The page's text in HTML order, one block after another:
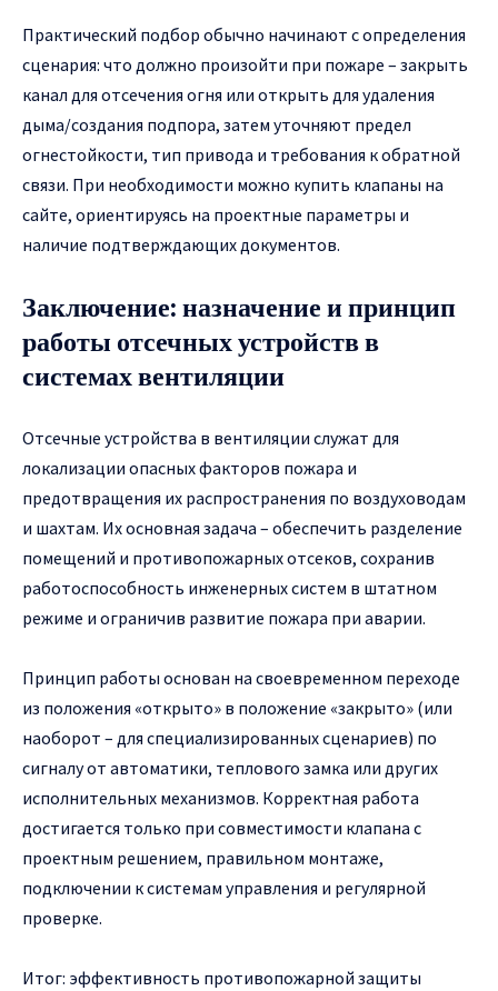
Практический подбор обычно начинают с определения
сценария: что должно произойти при пожаре – закрыть
канал для отсечения огня или открыть для удаления
дыма/создания подпора, затем уточняют предел
огнестойкости, тип привода и требования к обратной
связи. При необходимости можно купить клапаны на
сайте, ориентируясь на проектные параметры и
наличие подтверждающих документов.
Заключение: назначение и принцип
работы отсечных устройств в
системах вентиляции
Отсечные устройства в вентиляции служат для
локализации опасных факторов пожара и
предотвращения их распространения по воздуховодам
и шахтам. Их основная задача – обеспечить разделение
помещений и противопожарных отсеков, сохранив
работоспособность инженерных систем в штатном
режиме и ограничив развитие пожара при аварии.
Принцип работы основан на своевременном переходе
из положения «открыто» в положение «закрыто» (или
наоборот – для специализированных сценариев) по
сигналу от автоматики, теплового замка или других
исполнительных механизмов. Корректная работа
достигается только при совместимости клапана с
проектным решением, правильном монтаже,
подключении к системам управления и регулярной
проверке.
Итог: эффективность противопожарной защиты